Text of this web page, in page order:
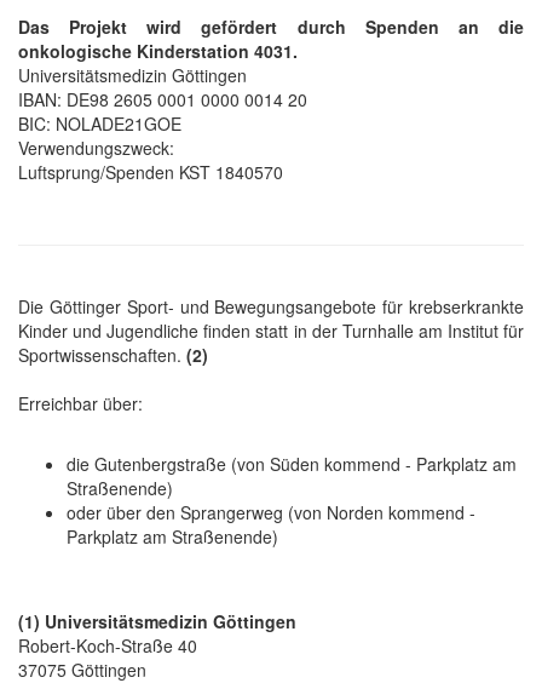
Das Projekt wird gefördert durch Spenden an die
onkologische Kinderstation 4031.
Universitätsmedizin Göttingen
IBAN: DE98 2605 0001 0000 0014 20
BIC: NOLADE21GOE
Verwendungszweck:
Luftsprung/Spenden KST 1840570
Die Göttinger Sport- und Bewegungsangebote für krebserkrankte
Kinder und Jugendliche finden statt in der Turnhalle am Institut für
Sportwissenschaften. (2)
Erreichbar über:
die Gutenbergstraße (von Süden kommend - Parkplatz am
Straßenende)
oder über den Sprangerweg (von Norden kommend -
Parkplatz am Straßenende)
(1) Universitätsmedizin Göttingen
Robert-Koch-Straße 40
37075 Göttingen